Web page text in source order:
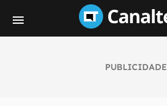
PUBLICIDADE